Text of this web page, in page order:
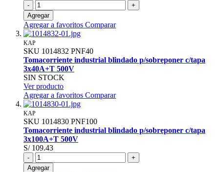
-
+
Agregar
Agregar a favoritos Comparar
KAP
SKU 1014832 PNF40
Tomacorriente industrial blindado p/sobreponer c/tapa
3x40A+T 500V
SIN STOCK
Ver producto
Agregar a favoritos Comparar
KAP
SKU 1014830 PNF100
Tomacorriente industrial blindado p/sobreponer c/tapa
3x100A+T 500V
S/ 109.43
-
+
Agregar